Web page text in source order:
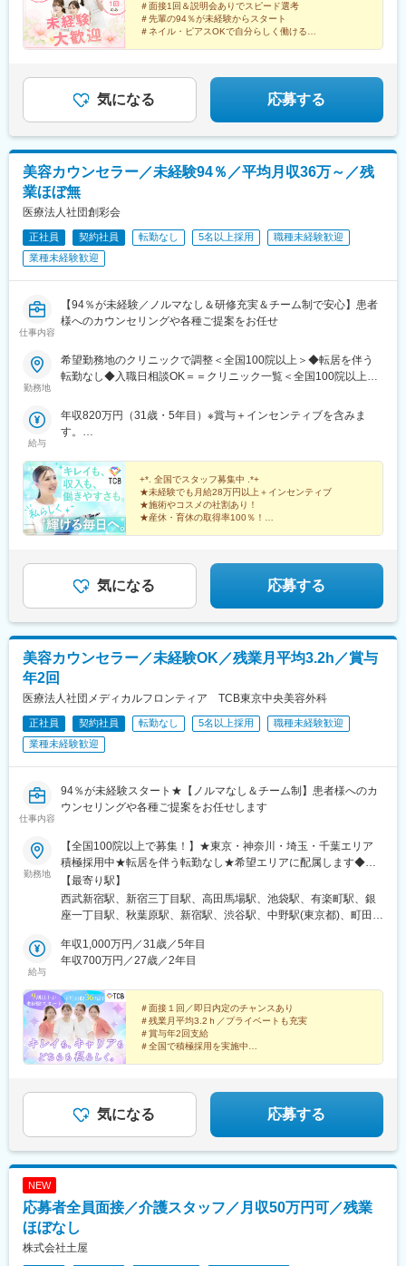
院、心斎橋院、京都駅前院、奈良院、和歌山院、四日市院 など
【中四国】広島院、福山院、松山院、高松院、高知院、徳島院、
松江院、周南徳山駅ビル院 など【九州・沖縄】小倉院、佐賀
煙対策】屋内原則禁煙
山駅(愛知県)、豊田市駅、駅前大通駅、名鉄岐阜駅、静岡駅、新浜
松駅、三島広小路駅、長野駅、松本駅、北鉄金沢駅、新潟駅、近
鉄四日市駅、電鉄富山駅、福井駅、甲府駅、東梅田駅、大阪難波
前駅、江坂駅、心斎橋駅、京都駅、烏丸駅、三ノ宮駅、姫路駅、
近鉄奈良駅、和歌山駅、草津駅(滋賀県)、徳山駅、立町駅、福山
駅、県庁前駅(沖縄県)、新宿西口駅、新宿駅(東京メトロ)、学習院
下駅、東池袋駅、日比谷駅、銀座駅、岩本町駅、立川駅、京王八
王子駅、高輪台駅、奥沢駅、神奈川駅、平沼橋駅、京急川崎駅、
石上駅、新越谷駅、宇都宮駅東口駅、新千葉駅、栄町駅(千葉県)、
船橋駅、札幌駅、仙台駅(地下鉄)、曽根田駅、栄駅(愛知県)、名古
屋駅、西高蔵駅、新豊田駅、新豊橋駅、岐阜駅、新静岡駅、浜松
駅、三島田町駅、市役所前駅(長野県)、金沢駅、あすなろう四日市
阿部野橋駅、四ツ橋駅、七条駅、四条駅(京都市営)、三宮駅(神戸
新交通)、山陽姫路駅、田中口駅、八丁堀駅(広島県)、高松築港
県)、東比恵駅、鹿児島中央駅、水道町駅、五島町駅、旭橋駅、西
早稲田駅、末広町駅(東京都)、立川南駅、高輪ゲートウェイ駅、九
り駅、三島駅、七ツ屋駅、富山駅、福井城址大名町駅、なんば駅
(南海線)、大阪駅、天王寺駅、西大橋駅、五条駅(京都市営)、京都
駅、はりまや橋駅、旦過駅、高見橋駅、熊本城・市役所前駅、長
崎駅(長崎県)、美栄橋駅
＃面接1回＆説明会ありでスピード選考
＃先輩の94％が未経験からスタート
＃ネイル・ピアスOKで自分らしく働ける
気になる 応募する
美容カウンセラー／未経験94％／平均月収36万～／残
業ほぼ無
医療法人社団創彩会
正社員 契約社員 転勤なし 5名以上採用
職種未経験歓迎
業種未経験歓迎
仕事内容
【94％が未経験／ノルマなし＆研修充実＆チーム制で安心】患者
様へのカウンセリングや各種ご提案をお任せ
勤務地
希望勤務地のクリニックで調整＜全国100院以上＞◆転居を伴う
転勤なし◆入職日相談OK＝＝クリニック一覧＜全国100院以上展
岡院、秋田院、山形院、仙台駅前院、福島院、郡山院など【関
東】新宿東口院、池袋駅前院、品川院、秋葉原院、町田院、八王
院、水戸院、つくば院、宇都宮院、高崎院、前橋院など【中部】
名古屋栄院、岐阜院、静岡院、浜松院、三島院、新潟院、金沢
院、福井院、富山院、長野院、松本院、山梨甲府駅前院など【近
畿】大阪駅前院、天王寺院、京都駅前院、奈良院、姫路院、神戸
院、和歌山院、四日市院など【中四国】広島院、福山院、松山
院、高松院、高知院、徳島院、松江院、周南徳山駅ビル院【九
院、鹿児島院、那覇院など※受動喫煙対策あり
給与
年収820万円（31歳・5年目）※賞与＋インセンティブを含みま
す。
す。
+*. 全国でスタッフ募集中 .*+
★未経験でも月給28万円以上＋インセンティブ
★施術やコスメの社割あり！
★産休・育休の取得率100％！
気になる 応募する
美容カウンセラー／未経験OK／残業月平均3.2h／賞与
年2回
医療法人社団メディカルフロンティア TCB東京中央美容外科
正社員 契約社員 転勤なし 5名以上採用
職種未経験歓迎
業種未経験歓迎
仕事内容
94％が未経験スタート★【ノルマなし＆チーム制】患者様へのカ
ウンセリングや各種ご提案をお任せします
勤務地
【全国100院以上で募集！】★東京・神奈川・埼玉・千葉エリア
積極採用中★転居を伴う転勤なし★希望エリアに配属します◆ク
リニック一覧＜全国100院以上展開＞【北海道・東北】旭川駅前
院、青森院、盛岡院、秋田院、山形院、仙台駅前院、福島院、郡
山院 など【関東】新宿東口院、池袋駅前院、品川院、秋葉原
横浜院、大宮東口院、水戸院、つくば院、宇都宮院、高崎院、前
橋院 など【中部】名古屋駅前院 、名古屋栄院、金山院、岐阜
院、長野院、松本院、山梨甲府駅前院 など【近畿】梅田大阪駅
前院、大阪阪急梅田駅前院、枚方院、天王寺院、堺院、なんば
院、心斎橋院、京都駅前院、奈良院、和歌山院、四日市院 など
【中四国】広島院、福山院、松山院、高松院、高知院、徳島院、
松江院、周南徳山駅ビル院 など【九州・沖縄】小倉院、佐賀
煙対策】屋内原則禁煙
【最寄り駅】
西武新宿駅、新宿三丁目駅、高田馬場駅、池袋駅、有楽町駅、銀
座一丁目駅、秋葉原駅、新宿駅、渋谷駅、中野駅(東京都)、町田
浜駅、横浜駅、川崎駅、藤沢駅、本厚木駅、大宮駅(埼玉県)、川口
駅、川越駅、南越谷駅、宇都宮駅、水戸駅、つくば駅、千葉駅、
駅、さっぽろ駅、あおば通駅、福島駅(福島県)、郡山駅(福島県)、
青森駅、盛岡駅、山形駅、秋田駅、矢場町駅、近鉄名古屋駅、金
山駅(愛知県)、豊田市駅、駅前大通駅、名鉄岐阜駅、静岡駅、新浜
松駅、三島広小路駅、長野駅、松本駅、北鉄金沢駅、新潟駅、近
鉄四日市駅、電鉄富山駅、福井駅、甲府駅、東梅田駅、大阪難波
前駅、西梅田駅、心斎橋駅、京都駅、烏丸駅、三ノ宮駅、姫路
駅、近鉄奈良駅、和歌山駅、草津駅(滋賀県)、徳山駅、立町駅、福
八王子駅、高輪台駅、奥沢駅、神奈川駅、平沼橋駅、京急川崎
駅、石上駅、新越谷駅、宇都宮駅東口駅、新千葉駅、栄町駅(千葉
県)、船橋駅、札幌駅、仙台駅(地下鉄)、曽根田駅、栄駅(愛知県)、
給与
年収1,000万円／31歳／5年目
年収700万円／27歳／2年目
＃面接１回／即日内定のチャンスあり
＃残業月平均3.2ｈ／プライベートも充実
＃賞与年2回支給
＃全国で積極採用を実施中
スよく実現できます！
気になる 応募する
NEW
応募者全員面接／介護スタッフ／月収50万円可／残業
ほぼなし
株式会社土屋